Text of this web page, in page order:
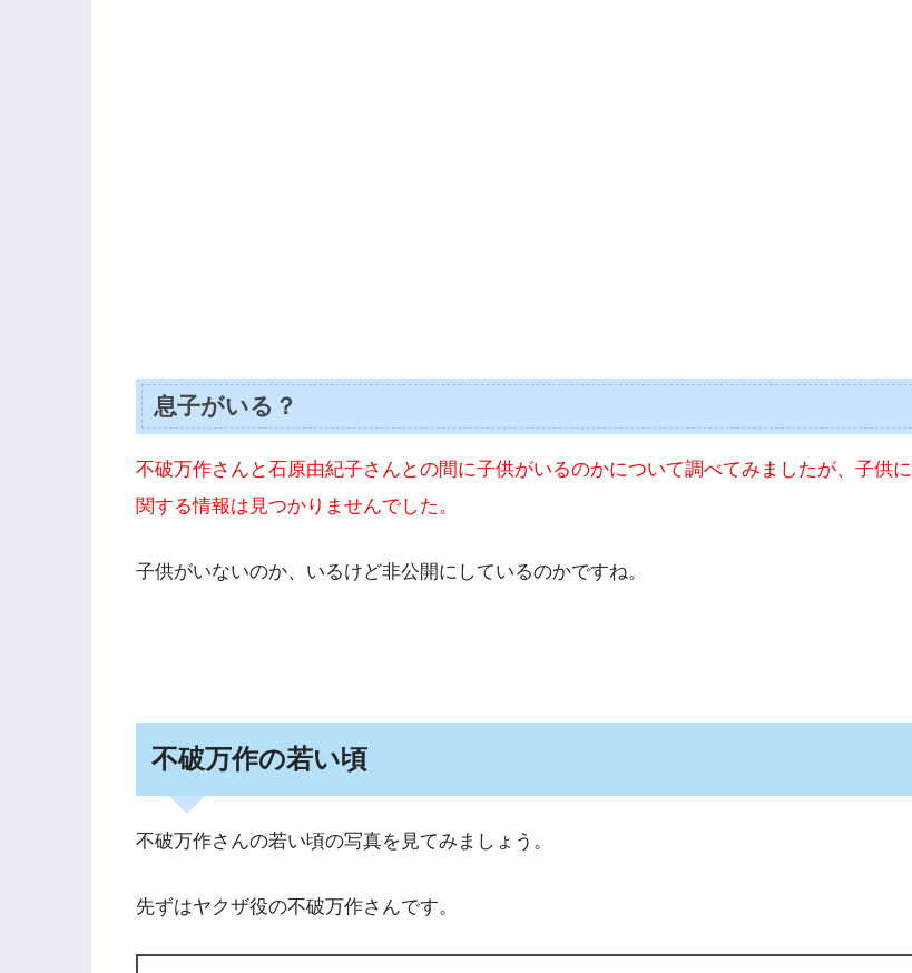
息子がいる？
不破万作さんと石原由紀子さんとの間に子供がいるのかについて調べてみましたが、子供に
関する情報は見つかりませんでした。
子供がいないのか、いるけど非公開にしているのかですね。
不破万作の若い頃
不破万作さんの若い頃の写真を見てみましょう。
先ずはヤクザ役の不破万作さんです。